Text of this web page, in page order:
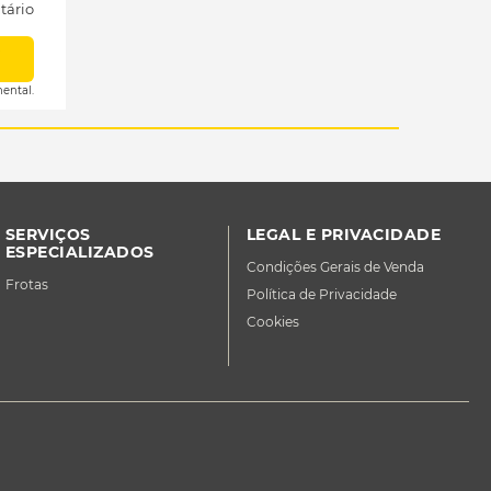
SERVIÇOS
ESPECIALIZADOS
Frotas
LEGAL E PRIVACIDADE
Condições Gerais de Venda
Política de Privacidade
Cookies